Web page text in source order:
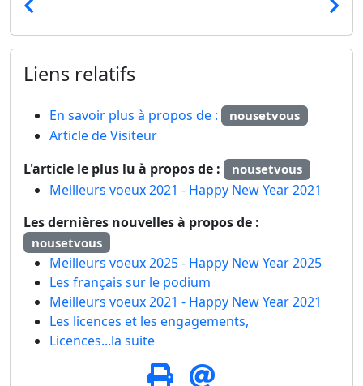
Liens relatifs
En savoir plus à propos de : nousetvous
Article de Visiteur
L'article le plus lu à propos de :
nousetvous
Meilleurs voeux 2021 - Happy New Year 2021
Les dernières nouvelles à propos de :
nousetvous
Meilleurs voeux 2025 - Happy New Year 2025
Les français sur le podium
Meilleurs voeux 2021 - Happy New Year 2021
Les licences et les engagements,
Licences...la suite